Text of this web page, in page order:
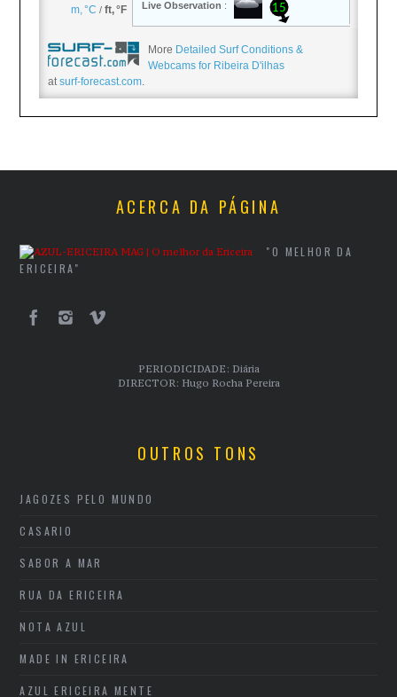
More Detailed Surf Conditions &
Webcams for Ribeira D'ilhas
atsurf-forecast.com.
ACERCA DA PÁGINA
"O MELHOR DA
ERICEIRA"
PERIODICIDADE: Diária
DIRECTOR: Hugo Rocha Pereira
OUTROS TONS
JAGOZES PELO MUNDO
CASARIO
SABOR A MAR
RUA DA ERICEIRA
NOTA AZUL
MADE IN ERICEIRA
AZUL ERICEIRA MENTE